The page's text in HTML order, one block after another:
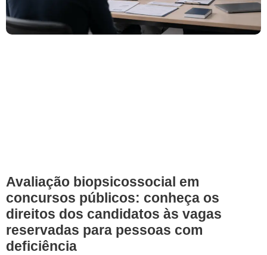
Avaliação biopsicossocial em
concursos públicos: conheça os
direitos dos candidatos às vagas
reservadas para pessoas com
deficiência